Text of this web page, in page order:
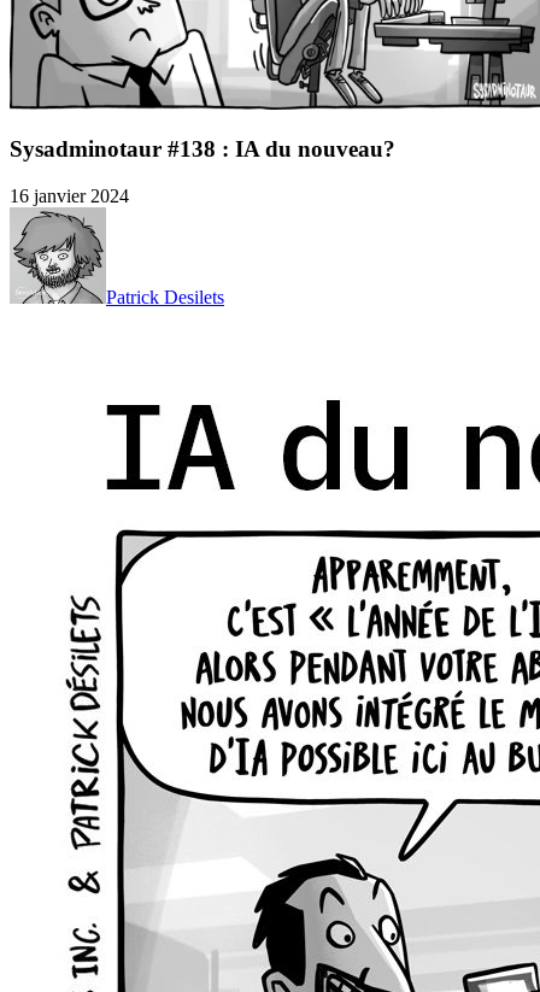
Sysadminotaur #138 : IA du nouveau?
16 janvier 2024
Patrick Desilets